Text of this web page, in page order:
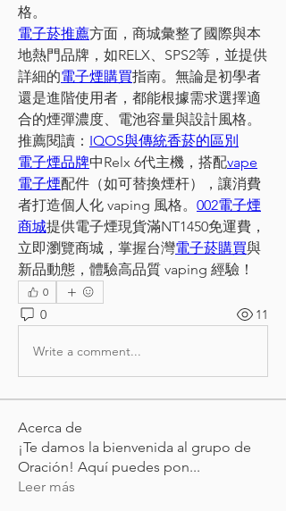
格。
電子菸推薦方面，商城彙整了國際與本
地熱門品牌，如RELX、SPS2等，並提供
詳細的電子煙購買指南。無論是初學者
還是進階使用者，都能根據需求選擇適
合的煙彈濃度、電池容量與設計風格。
推薦閱讀： IQOS與傳統香菸的區別
電子煙品牌中Relx 6代主機，搭配vape
電子煙配件（如可替換煙杆），讓消費
者打造個人化 vaping 風格。 002電子煙
商城提供電子煙現貨滿NT1450免運費，
立即瀏覽商城，掌握台灣電子菸購買與
新品動態，體驗高品質 vaping 經驗！
0
0 11
Write a comment...
Acerca de
¡Te damos la bienvenida al grupo de
Oración! Aquí puedes pon...
Leer más